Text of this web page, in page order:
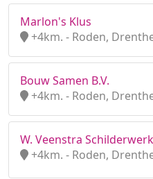
Marlon's Klus
+4km. - Roden,
Bouw Samen B.V.
+4km. - Roden,
W. Veenstra
+4km. - Roden,